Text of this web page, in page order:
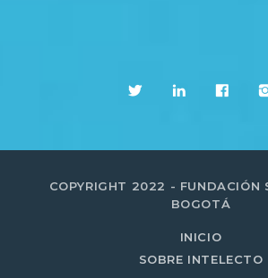
COPYRIGHT 2022 - FUNDACIÓN
BOGOTÁ
INICIO
SOBRE INTELECTO